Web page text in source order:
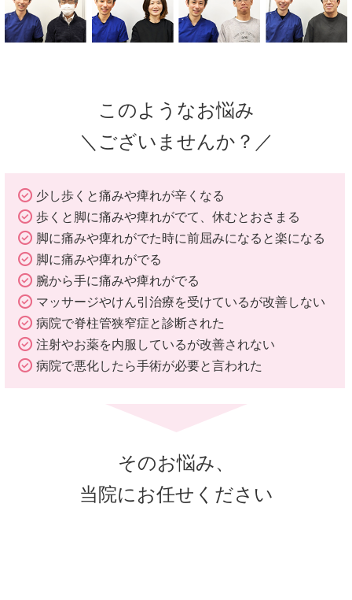
このようなお悩み
＼ございませんか？／
少し歩くと痛みや痺れが辛くなる
歩くと脚に痛みや痺れがでて、休むとおさまる
脚に痛みや痺れがでた時に前屈みになると楽になる
脚に痛みや痺れがでる
腕から手に痛みや痺れがでる
マッサージやけん引治療を受けているが改善しない
病院で脊柱管狭窄症と診断された
注射やお薬を内服しているが改善されない
病院で悪化したら手術が必要と言われた
そのお悩み、
当院にお任せください